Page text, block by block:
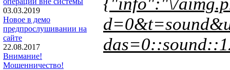
03.03.2019
Новое в демо
предпрослушивании на
сайте
22.08.2017
Внимание!
Мошенничество!